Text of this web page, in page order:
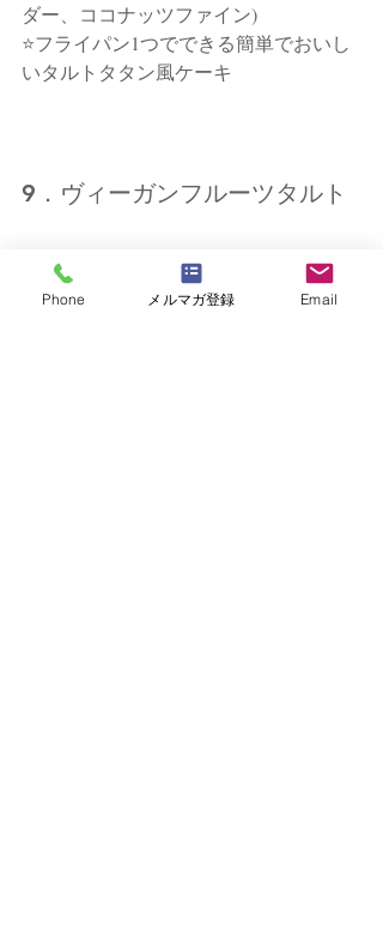
ダー、ココナッツファイン)
⭐フライパン1つでできる簡単でおいし
いタルトタタン風ケーキ
9．ヴィーガンフルーツタルト
Phone メルマガ登録 Email